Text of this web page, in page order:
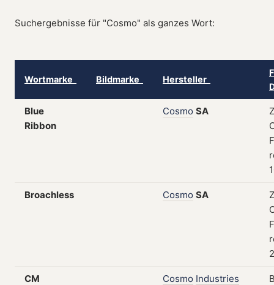
Suchergebnisse für "Cosmo" als ganzes Wort:
Wortmarke Bildmarke Hersteller
Blue
Ribbon
Cosmo SA
Broachless Cosmo SA
CM Cosmo Industries